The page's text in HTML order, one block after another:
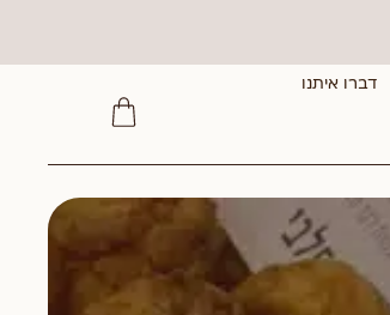
דברו איתנו